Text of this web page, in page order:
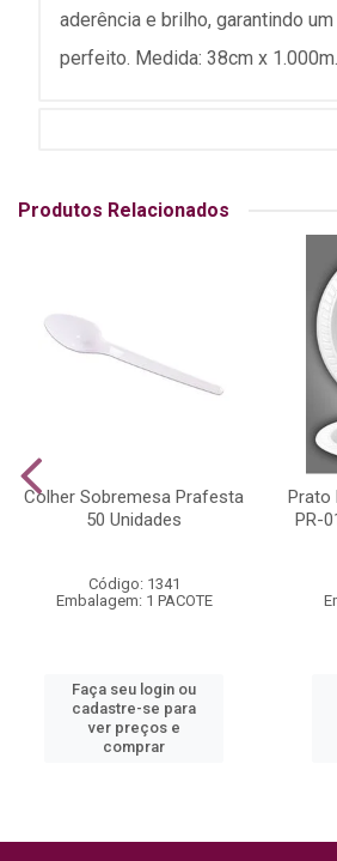
aderência e brilho, garantindo
perfeito. Medida: 38cm x 1.000m.
Produtos Relacionados
Colher Sobremesa Prafesta
50 Unidades
Código: 1341
Embalagem: 1 PACOTE
Faça seu login ou
cadastre-se para
ver preços e
comprar
Prato
PR-